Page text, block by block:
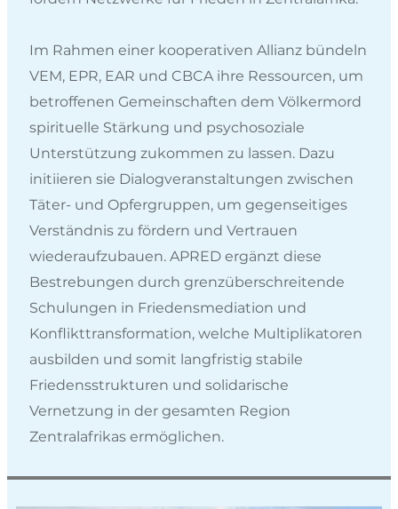
Im Rahmen einer kooperativen Allianz bündeln
VEM, EPR, EAR und CBCA ihre Ressourcen, um
betroffenen Gemeinschaften dem Völkermord
spirituelle Stärkung und psychosoziale
Unterstützung zukommen zu lassen. Dazu
initiieren sie Dialogveranstaltungen zwischen
Täter- und Opfergruppen, um gegenseitiges
Verständnis zu fördern und Vertrauen
wiederaufzubauen. APRED ergänzt diese
Bestrebungen durch grenzüberschreitende
Schulungen in Friedensmediation und
Konflikttransformation, welche Multiplikatoren
ausbilden und somit langfristig stabile
Friedensstrukturen und solidarische
Vernetzung in der gesamten Region
Zentralafrikas ermöglichen.